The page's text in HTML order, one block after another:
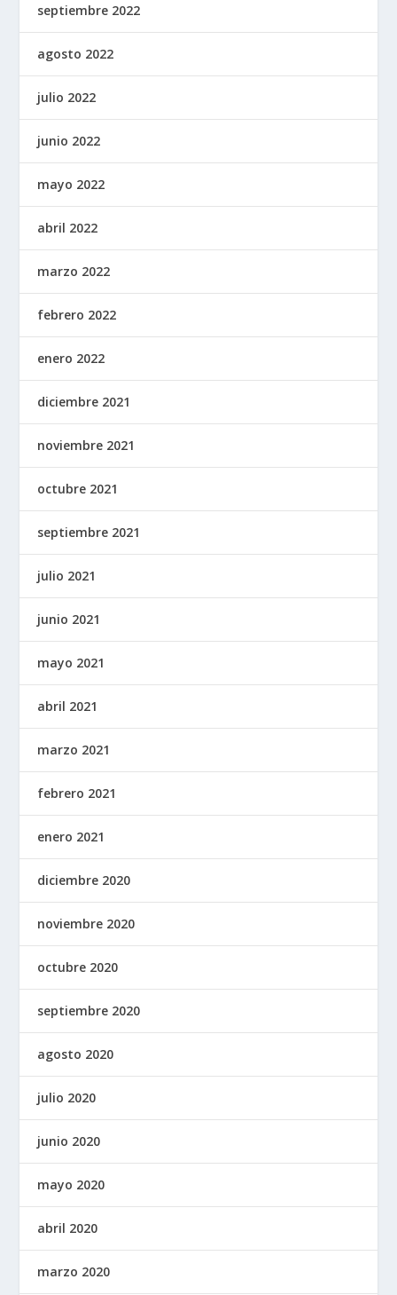
septiembre 2022
agosto 2022
julio 2022
junio 2022
mayo 2022
abril 2022
marzo 2022
febrero 2022
enero 2022
diciembre 2021
noviembre 2021
octubre 2021
septiembre 2021
julio 2021
junio 2021
mayo 2021
abril 2021
marzo 2021
febrero 2021
enero 2021
diciembre 2020
noviembre 2020
octubre 2020
septiembre 2020
agosto 2020
julio 2020
junio 2020
mayo 2020
abril 2020
marzo 2020